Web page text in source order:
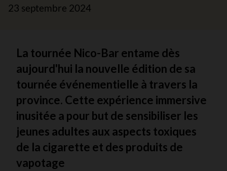
23 septembre 2024
La tournée Nico-Bar entame dès
aujourd'hui la nouvelle édition de sa
tournée événementielle à travers la
province. Cette expérience immersive
inusitée a pour but de sensibiliser les
jeunes adultes aux aspects toxiques
de la cigarette et des produits de
vapotage